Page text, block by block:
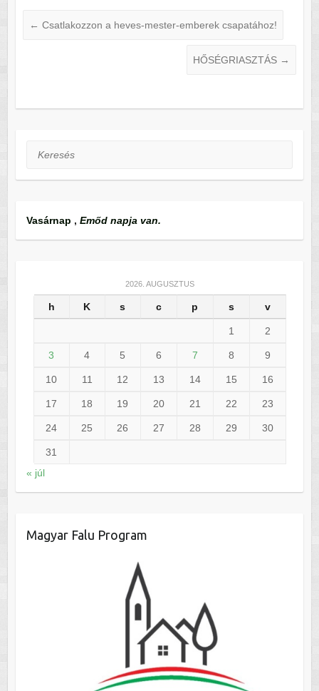
← Csatlakozzon a heves-mester-emberek csapatához!
HŐSÉGRIASZTÁS →
Keresés
Vasárnap , Emőd napja van.
2026. AUGUSZTUS
h K s c p s v
1 2
3 4 5 6 7 8 9
10 11 12 13 14 15 16
17 18 19 20 21 22 23
24 25 26 27 28 29 30
31
« júl
Magyar Falu Program